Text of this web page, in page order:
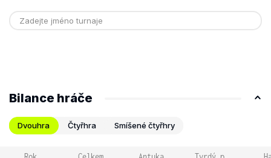
Bilance hráče
Dvouhra Čtyřhra Smíšené čtyřhry